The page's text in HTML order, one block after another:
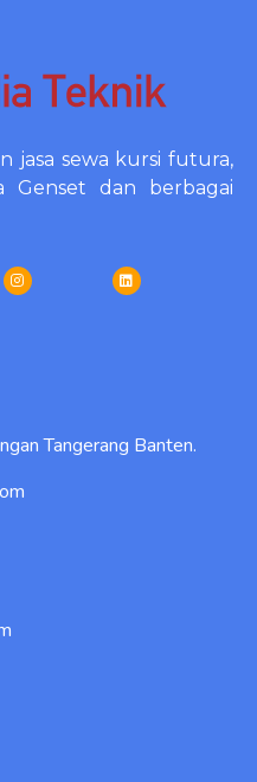
jasa sewa kursi futura,
Genset dan berbagai
Tangerang Banten.